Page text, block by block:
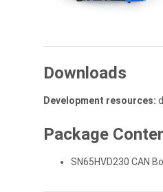
Downloads
Development resources:
Package
SN65HVD230 CAN